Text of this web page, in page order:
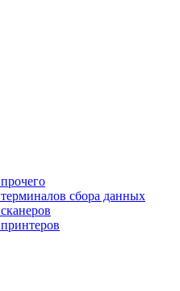
сбора данных